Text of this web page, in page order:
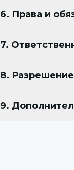
6. Права и
7.
8.
9.